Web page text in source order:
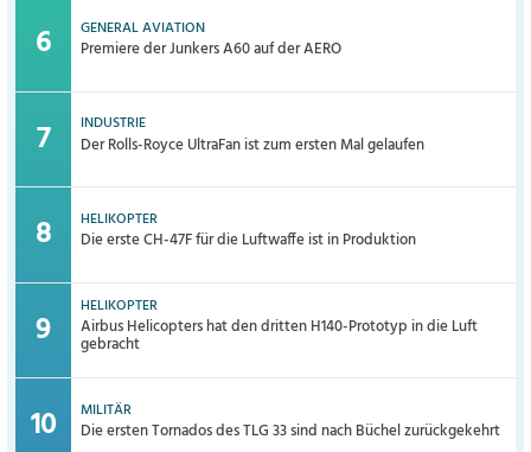
GENERAL AVIATION
Premiere der Junkers A60 auf der AERO
INDUSTRIE
Der Rolls-Royce UltraFan ist zum ersten Mal gelaufen
HELIKOPTER
Die erste CH-47F für die Luftwaffe ist in Produktion
HELIKOPTER
Airbus Helicopters hat den dritten H140-Prototyp in die Luft
gebracht
MILITÄR
Die ersten Tornados des TLG 33 sind nach Büchel zurückgekehrt